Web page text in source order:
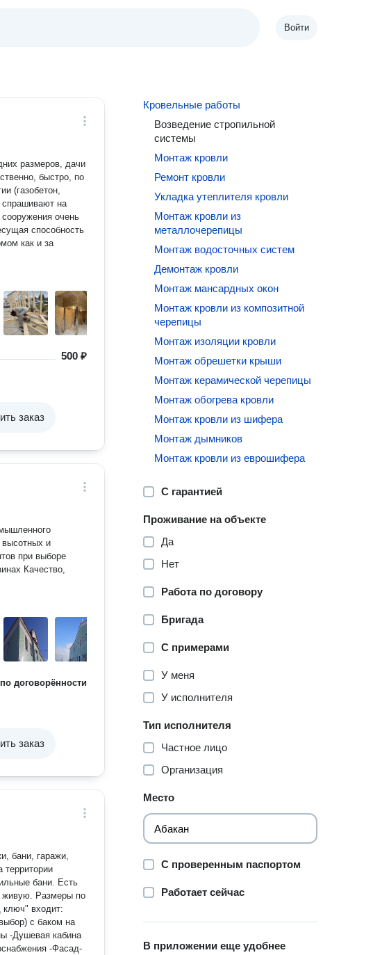
Войти
(газобетон,
спрашивают на
очень
способность
500 ₽
заказ
и
при выборе
Качество,
по договорённости
заказ
бани, гаражи,
бани. Есть
живую. Размеры по
входит:
с баком на
-Душевая кабина
Кровельные работы
Возведение стропильной
системы
Монтаж кровли
Ремонт кровли
Укладка утеплителя кровли
Монтаж кровли из
металлочерепицы
Монтаж водосточных систем
Демонтаж кровли
Монтаж мансардных окон
Монтаж кровли из композитной
черепицы
Монтаж изоляции кровли
Монтаж обрешетки крыши
Монтаж керамической черепицы
Монтаж обогрева кровли
Монтаж кровли из шифера
Монтаж дымников
Монтаж кровли из еврошифера
С гарантией
Проживание на объекте
Да
Нет
Работа по договору
Бригада
С примерами
У меня
У исполнителя
Тип исполнителя
Частное лицо
Организация
Место
С проверенным паспортом
Работает сейчас
В приложении еще удобнее